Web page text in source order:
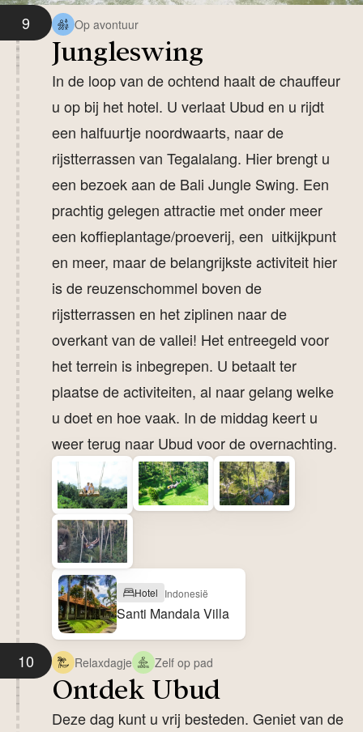
9 Op avontuur
Jungleswing
In de loop van de ochtend haalt de chauffeur
u op bij het hotel. U verlaat Ubud en u rijdt
een halfuurtje noordwaarts, naar de
rijstterrassen van Tegalalang. Hier brengt u
een bezoek aan de Bali Jungle Swing. Een
prachtig gelegen attractie met onder meer
een koffieplantage/proeverij, een uitkijkpunt
en meer, maar de belangrijkste activiteit hier
is de reuzenschommel boven de
rijstterrassen en het ziplinen naar de
overkant van de vallei! Het entreegeld voor
het terrein is inbegrepen. U betaalt ter
plaatse de activiteiten, al naar gelang welke
u doet en hoe vaak. In de middag keert u
weer terug naar Ubud voor de overnachting.
Hotel Indonesië
Santi Mandala Villa
10 Relaxdagje Zelf op pad
Ontdek Ubud
Deze dag kunt u vrij besteden. Geniet van de